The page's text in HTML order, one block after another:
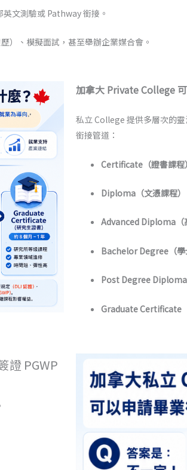
文測驗或 Pathway 銜接。
）、模擬面試，甚至舉辦企業媒合會。
加拿大 Private College
私立 College 提供多層次的
銜接管道：
Certificate（證書課程
Diploma（文憑課程）
Advanced Diploma（
Bachelor Degree（學
Post Degree Diploma
Graduate Certificate
證 PGWP